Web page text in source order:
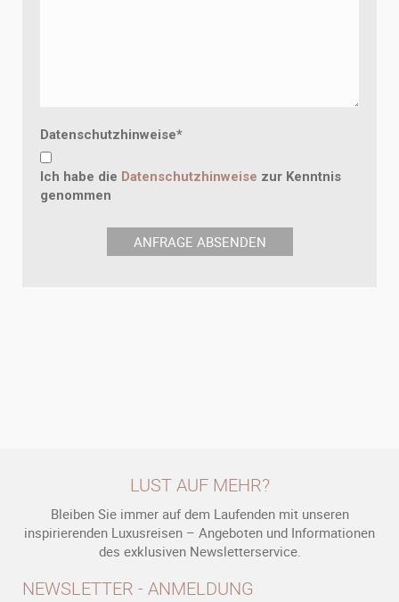
Datenschutzhinweise*
Ich habe die Datenschutzhinweise zur Kenntnis
genommen
LUST AUF MEHR?
Bleiben Sie immer auf dem Laufenden mit unseren
inspirierenden Luxusreisen – Angeboten und Informationen
des exklusiven Newsletterservice.
NEWSLETTER - ANMELDUNG